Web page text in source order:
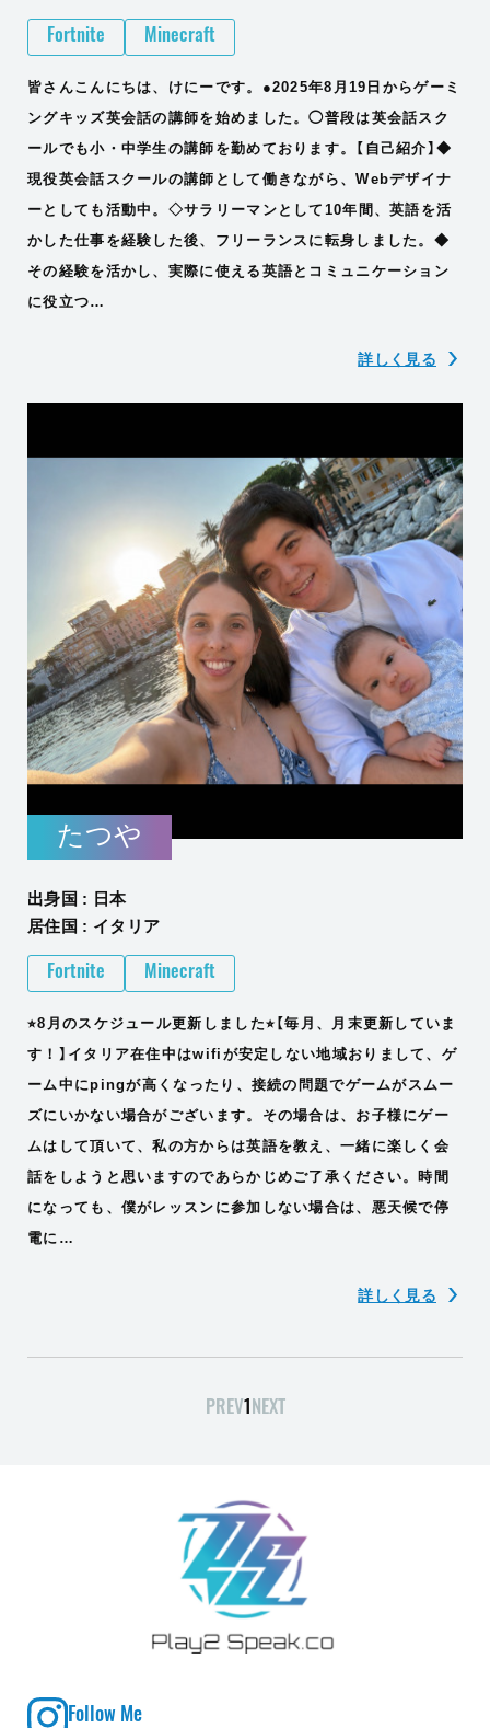
Fortnite Minecraft
皆さんこんにちは、けにーです。●2025年8月19日からゲーミ
ングキッズ英会話の講師を始めました。◯普段は英会話スク
ールでも小・中学生の講師を勤めております。【自己紹介】◆
現役英会話スクールの講師として働きながら、Webデザイナ
ーとしても活動中。◇サラリーマンとして10年間、英語を活
かした仕事を経験した後、フリーランスに転身しました。◆
その経験を活かし、実際に使える英語とコミュニケーション
に役立つ…
詳しく見る
たつや
出身国 : 日本
居住国 : イタリア
Fortnite Minecraft
⭐︎8月のスケジュール更新しました⭐︎【毎月、月末更新していま
す！】イタリア在住中はwifiが安定しない地域おりまして、ゲ
ーム中にpingが高くなったり、接続の問題でゲームがスムー
ズにいかない場合がございます。その場合は、お子様にゲー
ムはして頂いて、私の方からは英語を教え、一緒に楽しく会
話をしようと思いますのであらかじめご了承ください。時間
になっても、僕がレッスンに参加しない場合は、悪天候で停
電に…
詳しく見る
PREV1 NEXT
Follow Me